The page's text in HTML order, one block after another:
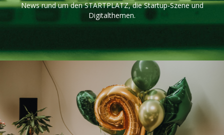
News rund um den STARTPLATZ, die Startup-Szene und
Digitalthemen.